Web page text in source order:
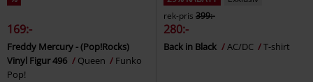
169:-
Freddy Mercury - (Pop!Rocks)
Vinyl Figur 496
Queen
Funko
Pop!
rek-pris 399:-
280:-
Back in Black AC/DC T-shirt